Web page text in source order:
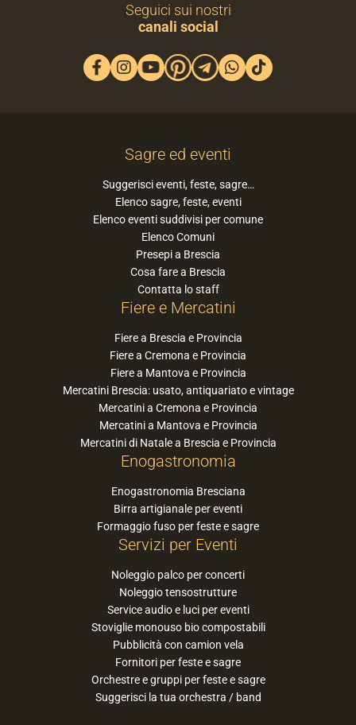
Seguici sui nostri
canali social
Sagre ed eventi
Suggerisci eventi, feste, sagre…
Elenco sagre, feste, eventi
Elenco eventi suddivisi per comune
Elenco Comuni
Presepi a Brescia
Cosa fare a Brescia
Contatta lo staff
Fiere e Mercatini
Fiere a Brescia e Provincia
Fiere a Cremona e Provincia
Fiere a Mantova e Provincia
Mercatini Brescia: usato, antiquariato e vintage
Mercatini a Cremona e Provincia
Mercatini a Mantova e Provincia
Mercatini di Natale a Brescia e Provincia
Enogastronomia
Enogastronomia Bresciana
Birra artigianale per eventi
Formaggio fuso per feste e sagre
Servizi per Eventi
Noleggio palco per concerti
Noleggio tensostrutture
Service audio e luci per eventi
Stoviglie monouso bio compostabili
Pubblicità con camion vela
Fornitori per feste e sagre
Orchestre e gruppi per feste e sagre
Suggerisci la tua orchestra / band